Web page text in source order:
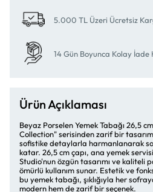
5.000 TL Üzeri Ücretsiz
14 Gün Boyunca Kolay İade
Ürün Açıklaması
Beyaz Porselen Yemek Tabağı 26,5
Collection" serisinden zarif bir
sofistike detaylarla harmanlanarak
katar. 26,5 cm çapı, ana yemek
Studio'nun özgün tasarımı ve kaliteli
ömürlü kullanım sunar. Estetik ve
bu yemek tabağı, şıklığıyla her
modern hem de zarif bir seçenek.